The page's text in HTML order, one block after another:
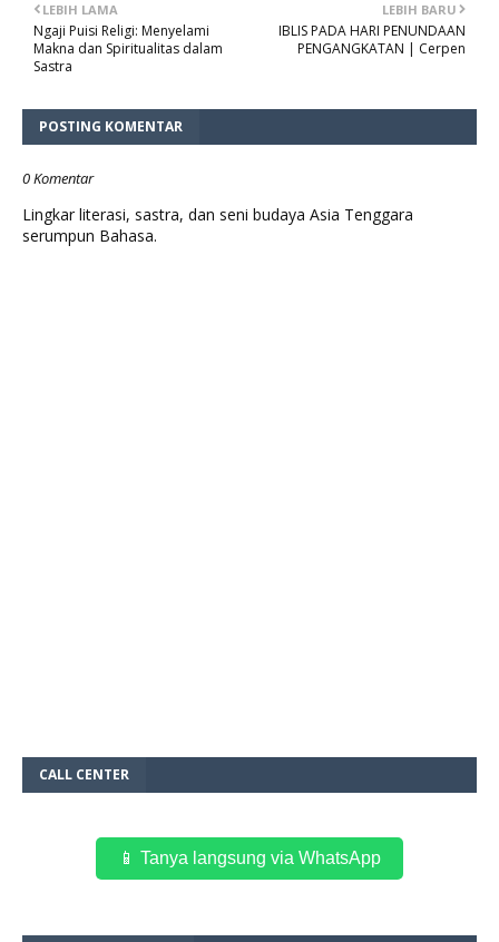
LEBIH BARU
IBLIS PADA HARI PENUNDAAN
PENGANGKATAN | Cerpen
LEBIH LAMA
Ngaji Puisi Religi: Menyelami
Makna dan Spiritualitas dalam
Sastra
POSTING KOMENTAR
0 Komentar
Lingkar literasi, sastra, dan seni budaya Asia Tenggara
serumpun Bahasa.
CALL CENTER
📱 Tanya langsung via WhatsApp